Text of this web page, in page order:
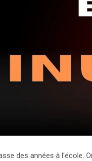
des années à l’école.